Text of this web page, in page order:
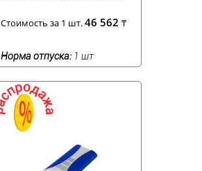
Стоимость за 1 шт.46 562₸
Норма отпуска: 1 шт